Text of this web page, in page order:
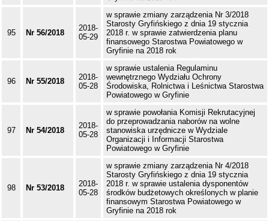
95 Nr 56/2018
2018-
05-29
w sprawie zmiany zarządzenia Nr 3/2018
Starosty Gryfińskiego z dnia 19 stycznia
2018 r. w sprawie zatwierdzenia planu
finansowego Starostwa Powiatowego w
Gryfinie na 2018 rok
96 Nr 55/2018
2018-
05-28
w sprawie ustalenia Regulaminu
wewnętrznego Wydziału Ochrony
Środowiska, Rolnictwa i Leśnictwa Starostwa
Powiatowego w Gryfinie
97 Nr 54/2018
2018-
05-28
w sprawie powołania Komisji Rekrutacyjnej
do przeprowadzania naborów na wolne
stanowiska urzędnicze w Wydziale
Organizacji i Informacji Starostwa
Powiatowego w Gryfinie
98 Nr 53/2018
2018-
05-28
w sprawie zmiany zarządzenia Nr 4/2018
Starosty Gryfińskiego z dnia 19 stycznia
2018 r. w sprawie ustalenia dysponentów
środków budżetowych określonych w planie
finansowym Starostwa Powiatowego w
Gryfinie na 2018 rok